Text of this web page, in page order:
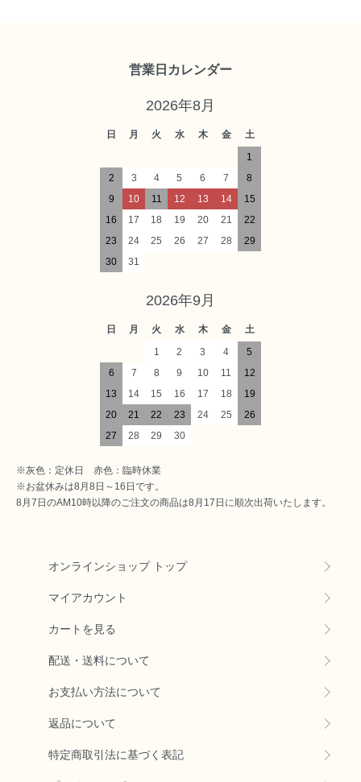
営業日カレンダー
2026年8月
日 月 火 水 木 金
土
1
2
3 4 5 6 7
8
9
10 11 12 13 14
15
16
17 18 19 20 21
22
23
24 25 26 27 28
29
30
31
2026年9月
日 月 火 水 木 金
土
1
2 3 4
5
6
7 8 9 10 11
12
13
14 15 16 17 18
19
20
21 22 23 24 25
26
27
28 29 30
※灰色：定休日 赤色：臨時休業
※お盆休みは8月8日～16日です。
8月7日のAM10時以降のご注文の商品は8月17日に順次出荷いたします。
オンラインショップ トップ
マイアカウント
カートを見る
配送・送料について
お支払い方法について
返品について
特定商取引法に基づく表記